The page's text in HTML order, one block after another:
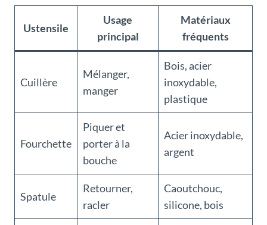
Ustensile
Usage
principal
Matériaux
fréquents
Cuillère
Mélanger,
manger
Bois, acier
inoxydable,
plastique
Fourchette
Piquer et
porter à la
bouche
Acier inoxydable,
argent
Spatule
Retourner,
racler
Caoutchouc,
silicone, bois